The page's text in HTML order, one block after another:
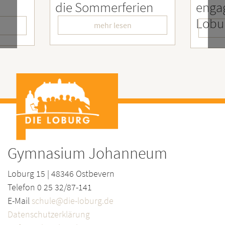
engagierter
LoburgerInnen
Gymnasium Johanneum
Loburg 15 | 48346 Ostbevern
Telefon 0 25 32/87-141
E-Mail schule@die-loburg.de
Datenschutzerklärung